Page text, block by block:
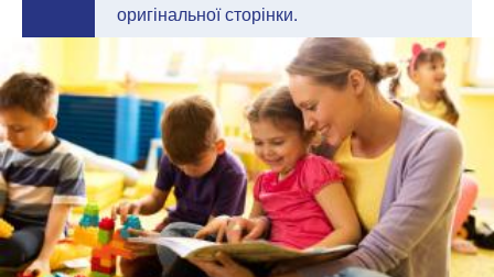
Компетентність
та
різноманітність
оригінальної сторінки.